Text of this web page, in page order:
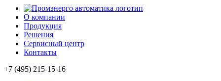
О компании
Продукция
Решения
Сервисный центр
Контакты
+7 (495) 215-15-16